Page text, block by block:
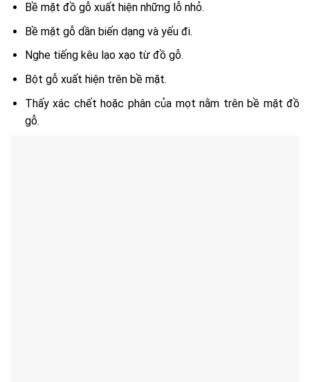
Bề mặt đồ gỗ xuất hiện những lỗ nhỏ.
Bề mặt gỗ dần biến dạng và yếu đi.
Nghe tiếng kêu lạo xạo từ đồ gỗ.
Bột gỗ xuất hiện trên bề mặt.
Thấy xác chết hoặc phân của mọt nằm trên bề mặt đồ
gỗ.